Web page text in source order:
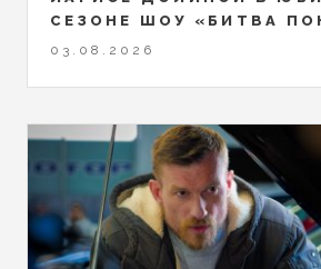
СЕЗОНЕ ШОУ «БИТВА
03.08.2026